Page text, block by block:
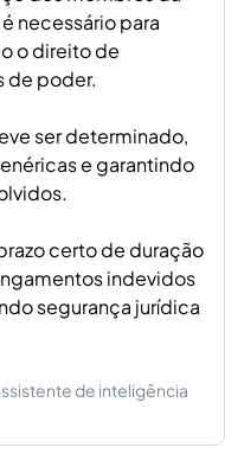
necessário para
o direito de
de poder.
ser determinado,
e garantindo
certo de duração
indevidos
segurança jurídica
de inteligência